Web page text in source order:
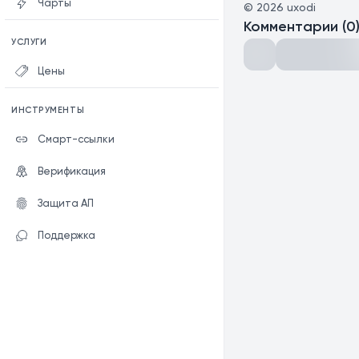
Чарты
УСЛУГИ
Цены
ИНСТРУМЕНТЫ
Смарт-ссылки
Верификация
Защита АП
Поддержка
© 2026 uxodi
Комментарии (0)